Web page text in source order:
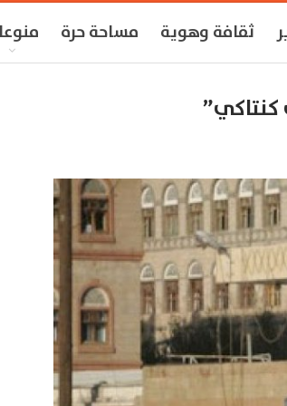
ثقافة وهوية مساحة حرة
كنتاكي”